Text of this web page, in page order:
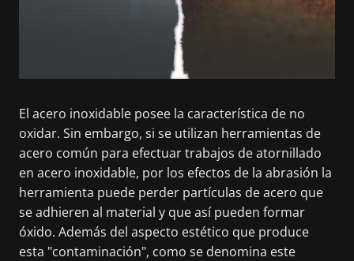
El acero inoxidable posee la característica de no
oxidar. Sin embargo, si se utilizan herramientas de
acero común para efectuar trabajos de atornillado
en acero inoxidable, por los efectos de la abrasión la
herramienta puede perder partículas de acero que
se adhieren al material y que así pueden formar
óxido. Además del aspecto estético que produce
esta "contaminación", como se denomina este